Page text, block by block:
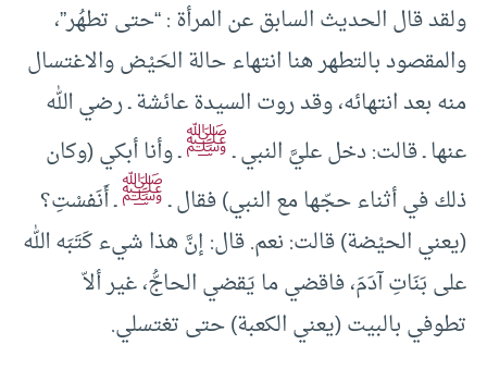
ولقد قال الحديث السابق عن المرأة : “حتى تطهُر”،
والمقصود بالتطهر هنا انتهاء حالة الحَيْض والاغتسال
منه بعد انتهائه، وقد روت السيدة عائشة ـ رضي الله
عنها ـ قالت: دخل عليَّ النبي ـﷺـ وأنا أبكي (وكان
ذلك في أثناء حجّها مع النبي) فقال ـﷺـ أَنَفسْتِ؟
(يعني الحيْضة) قالت: نعم. قال: إنَّ هذا شيء كَتَبَه الله
على بَنَاتِ آدَمَ، فاقضي ما يَقضي الحاجُّ، غير ألاّ
تطوفي بالبيت (يعني الكعبة) حتى تغتسلي.